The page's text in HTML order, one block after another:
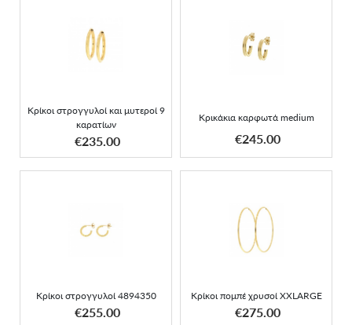
Κρίκοι στρογγυλοί και μυτεροί 9
καρατίων
€235.00
Κρίκοι στρογγυλοί και
μυτεροί 9 καρατίων
ΑΠΟΚΤΗΣΕ ΤΟ
Κρικάκια καρφωτά medium
€245.00
Κρικάκια καρφωτά
medium
ΑΠΟΚΤΗΣΕ ΤΟ
Κρίκοι στρογγυλοί 4894350
€255.00
Κρίκοι στρογγυλοί
4894350
ΑΠΟΚΤΗΣΕ ΤΟ
Κρίκοι πομπέ χρυσοί XXLARGE
€275.00
Κρίκοι πομπέ χρυσοί
XXLARGE
ΑΠΟΚΤΗΣΕ ΤΟ